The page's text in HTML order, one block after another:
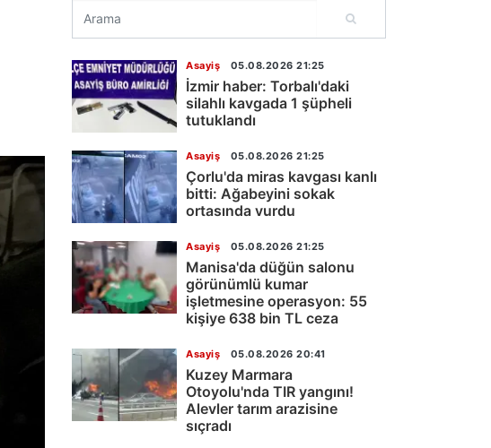
Asayiş 05.08.2026 21:25
İzmir haber: Torbalı'daki
silahlı kavgada 1 şüpheli
tutuklandı
Asayiş 05.08.2026 21:25
Çorlu'da miras kavgası kanlı
bitti: Ağabeyini sokak
ortasında vurdu
Asayiş 05.08.2026 21:25
Manisa'da düğün salonu
görünümlü kumar
işletmesine operasyon: 55
kişiye 638 bin TL ceza
Asayiş 05.08.2026 20:41
Kuzey Marmara
Otoyolu'nda TIR yangını!
Alevler tarım arazisine
sıçradı